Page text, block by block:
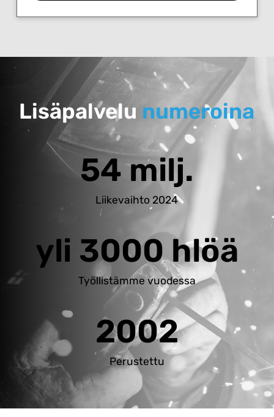
Lisäpalvelu numeroina
54 milj.
Liikevaihto 2024
yli 3000 hlöä
Työllistämme vuodessa
2002
Perustettu